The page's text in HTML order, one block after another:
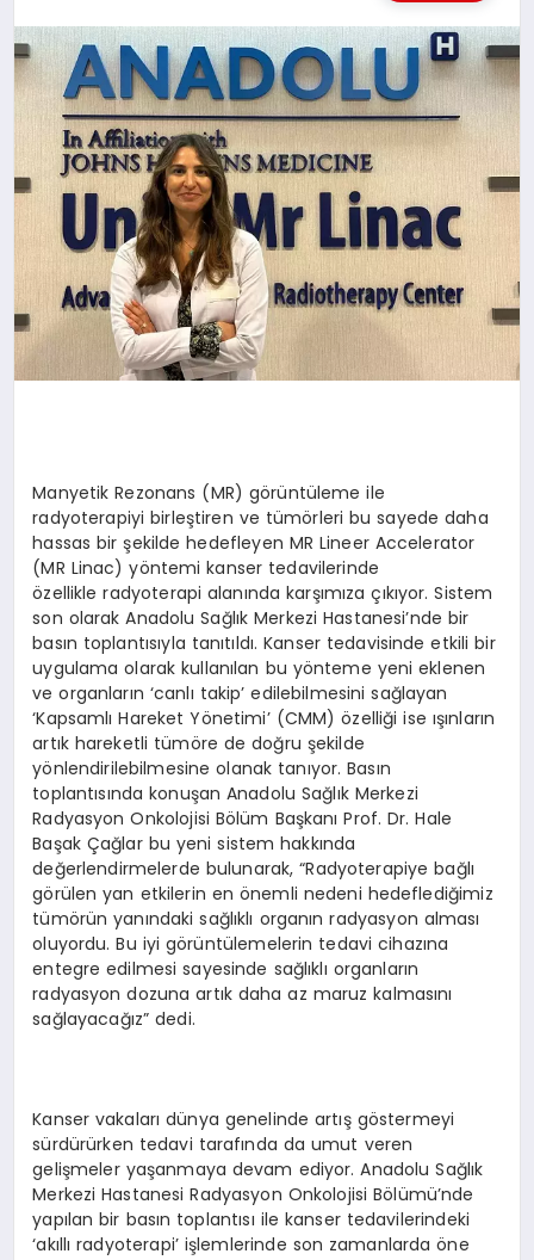
Manyetik Rezonans (MR) görüntüleme ile
radyoterapiyi birleştiren ve tümörleri bu sayede daha
hassas bir şekilde hedefleyen MR Lineer Accelerator
(MR Linac) yöntemi kanser tedavilerinde
özellikle radyoterapi alanında karşımıza çıkıyor. Sistem
son olarak Anadolu Sağlık Merkezi Hastanesi’nde bir
basın toplantısıyla tanıtıldı. Kanser tedavisinde etkili bir
uygulama olarak kullanılan bu yönteme yeni eklenen
ve organların ‘canlı takip’ edilebilmesini sağlayan
‘Kapsamlı Hareket Yönetimi’ (CMM) özelliği ise ışınların
artık hareketli tümöre de doğru şekilde
yönlendirilebilmesine olanak tanıyor. Basın
toplantısında konuşan Anadolu Sağlık Merkezi
Radyasyon Onkolojisi Bölüm Başkanı Prof. Dr. Hale
Başak Çağlar bu yeni sistem hakkında
değerlendirmelerde bulunarak, “Radyoterapiye bağlı
görülen yan etkilerin en önemli nedeni hedeflediğimiz
tümörün yanındaki sağlıklı organın radyasyon alması
oluyordu. Bu iyi görüntülemelerin tedavi cihazına
entegre edilmesi sayesinde sağlıklı organların
radyasyon dozuna artık daha az maruz kalmasını
sağlayacağız” dedi.
Kanser vakaları dünya genelinde artış göstermeyi
sürdürürken tedavi tarafında da umut veren
gelişmeler yaşanmaya devam ediyor. Anadolu Sağlık
Merkezi Hastanesi Radyasyon Onkolojisi Bölümü’nde
yapılan bir basın toplantısı ile kanser tedavilerindeki
‘akıllı radyoterapi’ işlemlerinde son zamanlarda öne